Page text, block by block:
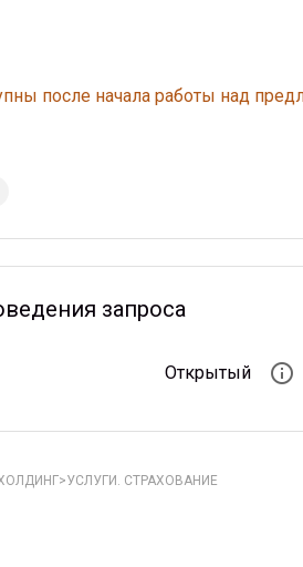
после начала работы над
запроса
Открытый info_outline
УСЛУГИ. СТРАХОВАНИЕ